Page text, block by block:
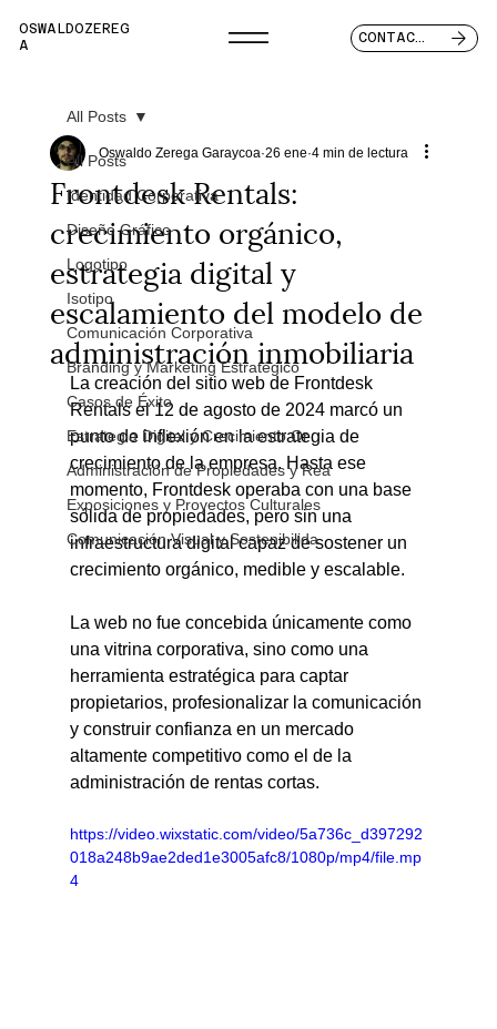
OSWALDOZEREG
A
CONTACTO
All Posts
Identidad Corporativa
Diseño Gráfico
Logotipo
Isotipo
Comunicación Corporativa
Branding y Marketing Estratégico
Casos de Éxito
Estrategia Digital y Crecimiento Or
Administración de Propiedades y Rea
Exposiciones y Proyectos Culturales
Comunicación Visual y Sostenibilida
All Posts
Frontdesk Rentals:
crecimiento orgánico,
estrategia digital y
escalamiento del modelo de
administración inmobiliaria
Oswaldo Zerega Garaycoa 26 ene 4 min de lectura
La creación del sitio web de Frontdesk
Rentals el 12 de agosto de 2024 marcó un
punto de inflexión en la estrategia de
crecimiento de la empresa. Hasta ese
momento, Frontdesk operaba con una base
sólida de propiedades, pero sin una
infraestructura digital capaz de sostener un
crecimiento orgánico, medible y escalable.
La web no fue concebida únicamente como
una vitrina corporativa, sino como una
herramienta estratégica para captar
propietarios, profesionalizar la comunicación
y construir confianza en un mercado
altamente competitivo como el de la
administración de rentas cortas.
https://video.wixstatic.com/video/5a736c_d397292
018a248b9ae2ded1e3005afc8/1080p/mp4/file.mp
4